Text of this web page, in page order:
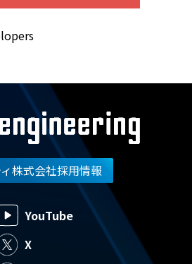
株式会社採用情報
YouTube
X